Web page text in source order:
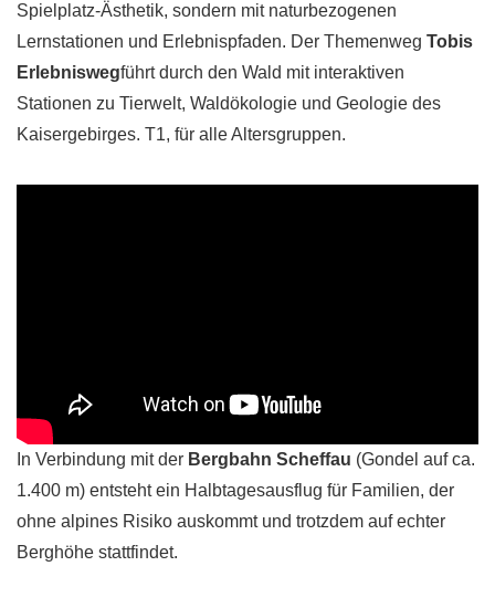
Spielplatz-Ästhetik, sondern mit naturbezogenen
Lernstationen und Erlebnispfaden. Der Themenweg Tobis
Erlebniswegführt durch den Wald mit interaktiven
Stationen zu Tierwelt, Waldökologie und Geologie des
Kaisergebirges. T1, für alle Altersgruppen.
In Verbindung mit der Bergbahn Scheffau (Gondel auf ca.
1.400 m) entsteht ein Halbtagesausflug für Familien, der
ohne alpines Risiko auskommt und trotzdem auf echter
Berghöhe stattfindet.